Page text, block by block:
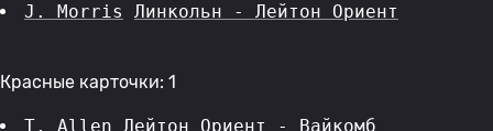
J. Morris Линкольн - Лейтон Ориент
Красные карточки: 1
T. Allen Лейтон Ориент - Вайкомб